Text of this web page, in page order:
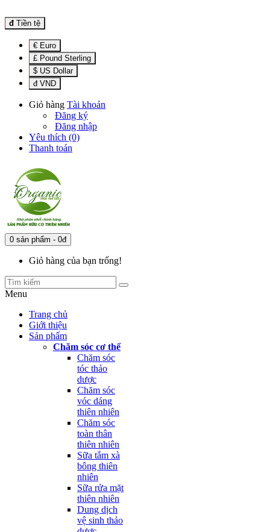
đ Tiền tệ
€ Euro
£ Pound Sterling
$ US Dollar
đ VND
Giỏ hàng Tài khoản
Đăng ký
Đăng nhập
Yêu thích (0)
Thanh toán
0 sản phẩm - 0đ
Giỏ hàng của bạn trống!
Menu
Trang chủ
Giới thiệu
Sản phẩm
Chăm sóc cơ thể
Chăm sóc
tóc thảo
dược
Chăm sóc
vóc dáng
thiên nhiên
Chăm sóc
toàn thân
thiên nhiên
Sữa tắm xà
bông thiên
nhiên
Sữa rửa mặt
thiên nhiên
Dung dịch
vệ sinh thảo